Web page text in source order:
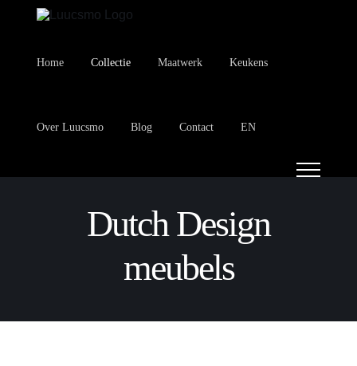
Home Collectie Maatwerk Keukens
Over Luucsmo Blog Contact EN
Dutch Design
meubels